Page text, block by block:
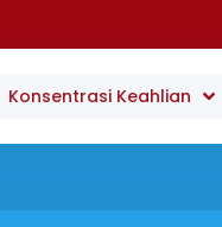
Konsentrasi Keahlian